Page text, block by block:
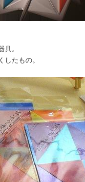
具。
したもの。